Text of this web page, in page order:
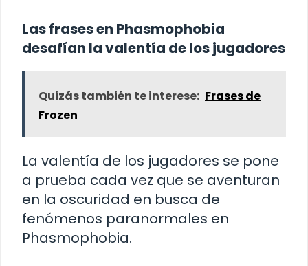
Las frases en Phasmophobia
desafían la valentía de los jugadores
Quizás también te interese: Frases de
Frozen
La valentía de los jugadores se pone
a prueba cada vez que se aventuran
en la oscuridad en busca de
fenómenos paranormales en
Phasmophobia.